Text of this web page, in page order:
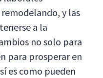
y las
a la
no solo para
para prosperar en
es como pueden